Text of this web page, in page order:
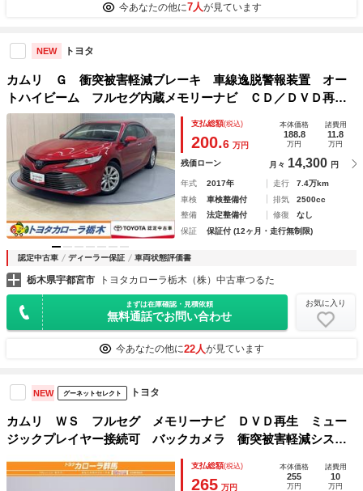
今あなたの他に7人が見ています
NEW トヨタ
カムリ Ｇ 衝突被害軽減ブレーキ 車線逸脱警報装置 オー
トハイビーム フルセグ内蔵メモリーナビ ＣＤ／ＤＶＤ再
生 Ｂｌｕｅｔｏｏｔｈ バックモニター ドラレコ クルー
ズコントロール サイドエアバック ＬＥＤライト
支払総額(税込)
200.6 万円
本体価格
188.8
万円
諸費用
11.8
万円
残価ローン 月々 14,300 円
年式 2017年 走行
7.4万km
車検
車検整備付 排気
2500cc
整備
法定整備付 修復
なし
保証
保証付 (12ヶ月・走行無制限)
認定中古車 ディーラー保証 車両状態評価書
栃木県宇都宮市 トヨタカローラ栃木（株）中古車つるた
まずは在庫確認・見積依頼
無料通話でお問い合わせ
お気に入り
今あなたの他に22人が見ています
NEW グーネットセレクト トヨタ
カムリ ＷＳ フルセグ メモリーナビ ＤＶＤ再生 ミュー
ジックプレイヤー接続可 バックカメラ 衝突被害軽減システ
ム ＥＴＣ ドラレコ ＬＥＤヘッドランプ 記録簿
支払総額(税込)
265 万円
本体価格
255
万円
諸費用
10
万円